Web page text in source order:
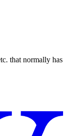
that normally has